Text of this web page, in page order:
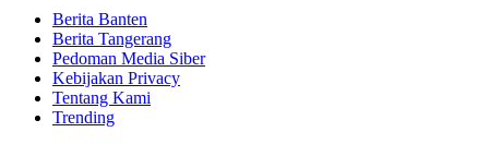
Berita Banten
Berita Tangerang
Pedoman Media Siber
Kebijakan Privacy
Tentang Kami
Trending